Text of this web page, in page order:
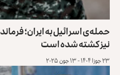
حمله‌ی اسرائیل به ایران؛
نیز کشته شده است
۲۳ جوزا ۱۴۰۴ - ۱۳ جون ۲۰۲۵